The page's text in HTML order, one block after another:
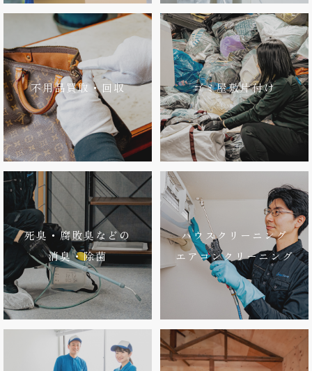
不用品買取・回収 ゴミ屋敷片付け
死臭・腐敗臭などの
消臭・除菌
ハウスクリーニング
エアコンクリーニング